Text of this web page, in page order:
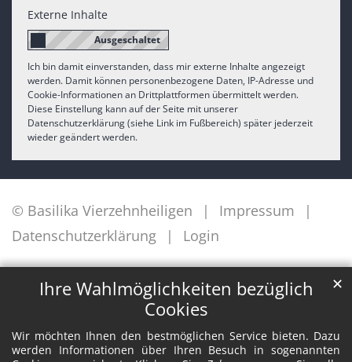
Ihre Wahlmöglichkeiten bezüglich
Cookies
Wir möchten Ihnen den bestmöglichen Service bieten. Dazu
werden Informationen über Ihren Besuch in sogenannten
✕
Externe Inhalte
Ich bin damit einverstanden, dass mir externe Inhalte angezeigt
werden. Damit können personenbezogene Daten, IP-Adresse und
Cookie-Informationen an Drittplattformen übermittelt werden.
Diese Einstellung kann auf der Seite mit unserer
Datenschutzerklärung (siehe Link im Fußbereich) später jederzeit
wieder geändert werden.
© Basilika Vierzehnheiligen
Impressum
Datenschutzerklärung
Login